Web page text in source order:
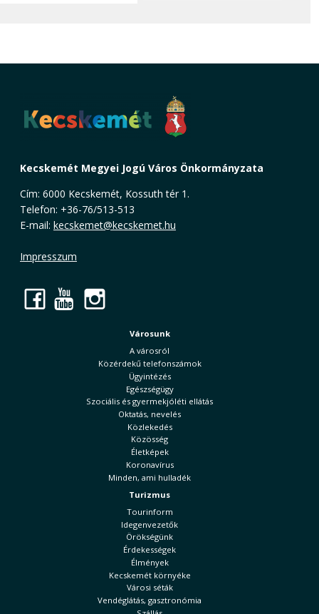
Kecskemét Megyei Jogú Város Önkormányzata
Cím: 6000 Kecskemét, Kossuth tér 1.
Telefon: +36-76/513-513
E-mail: kecskemet@kecskemet.hu
Impresszum
Facebook
YouTube
Városunk
A városról
Közérdekű telefonszámok
Ügyintézés
Egészségügy
Szociális és gyermekjóléti ellátás
Oktatás, nevelés
Közlekedés
Közösség
Életképek
Koronavírus
Minden, ami hulladék
Turizmus
Tourinform
Idegenvezetők
Örökségünk
Érdekességek
Élmények
Kecskemét környéke
Városi séták
Vendéglátás, gasztronómia